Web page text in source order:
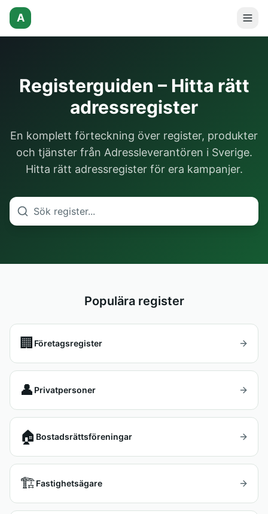
A
Registerguiden – Hitta rätt
adressregister
En komplett förteckning över register, produkter
och tjänster från Adressleverantören i Sverige.
Hitta rätt adressregister för era kampanjer.
Populära register
🏢 Företagsregister
👤 Privatpersoner
🏠 Bostadsrättsföreningar
🏗️Fastighetsägare